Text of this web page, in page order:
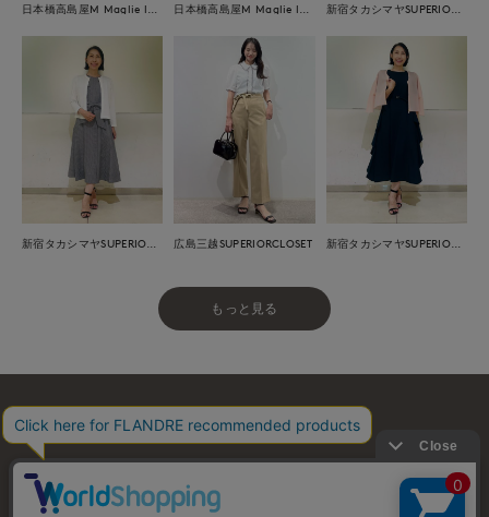
広島三越SUPERIORCLOSET
もっと見る
お問い合わせ 利用規約 プライバシーポリシー
特定商取引・古物営業法に基づく表示